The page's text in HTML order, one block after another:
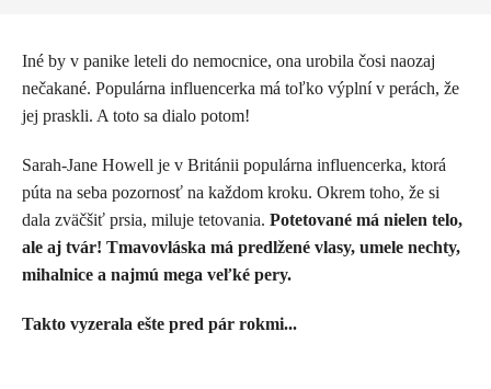
Iné by v panike leteli do nemocnice, ona urobila čosi naozaj
nečakané. Populárna influencerka má toľko výplní v perách, že
jej praskli. A toto sa dialo potom!
Sarah-Jane Howell je v Británii populárna influencerka, ktorá
púta na seba pozornosť na každom kroku. Okrem toho, že si
dala zväčšiť prsia, miluje tetovania. Potetované má nielen telo,
ale aj tvár! Tmavovláska má predlžené vlasy, umele nechty,
mihalnice a najmú mega veľké pery.
Takto vyzerala ešte pred pár rokmi...